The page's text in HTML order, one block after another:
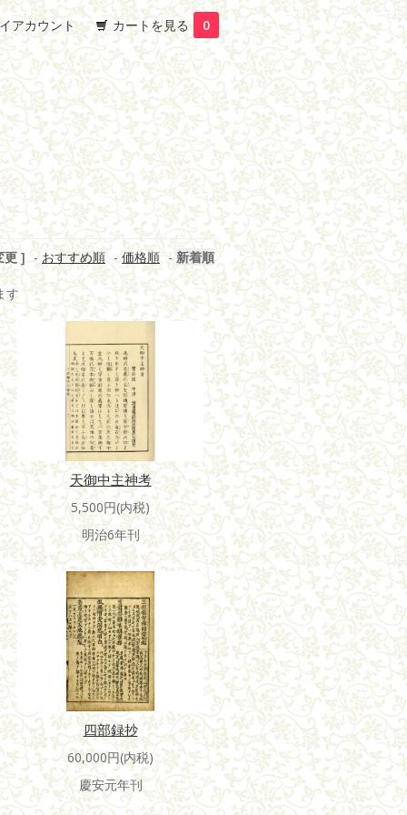
アカウント カートを見る 0
更 ] -おすすめ順 -価格順 -新着順
す
天御中主神考
5,500円(内税)
明治6年刊
四部録抄
60,000円(内税)
慶安元年刊